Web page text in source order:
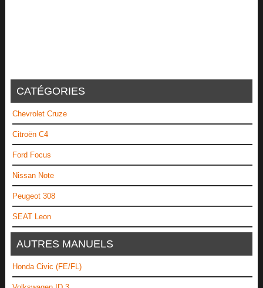
CATÉGORIES
Chevrolet Cruze
Citroën C4
Ford Focus
Nissan Note
Peugeot 308
SEAT Leon
AUTRES MANUELS
Honda Civic (FE/FL)